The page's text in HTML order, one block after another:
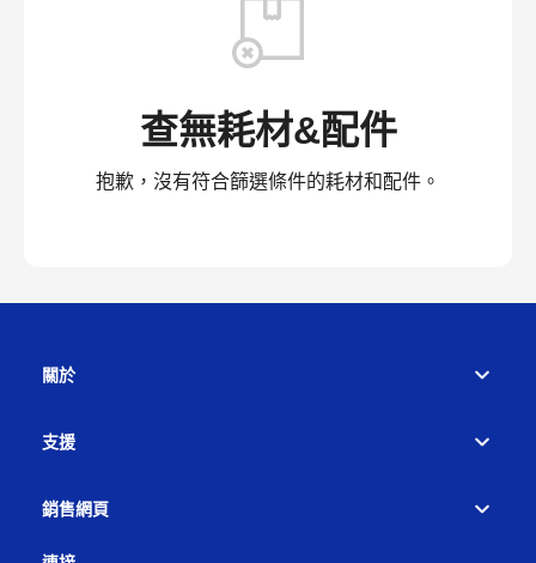
查無耗材&配件
抱歉，沒有符合篩選條件的耗材和配件。
關於
支援
銷售網頁